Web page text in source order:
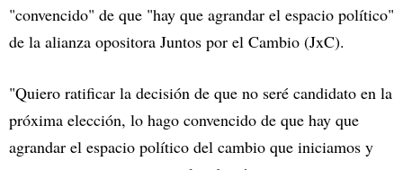
"convencido" de que "hay que agrandar el espacio político"
de la alianza opositora Juntos por el Cambio (JxC).
"Quiero ratificar la decisión de que no seré candidato en la
próxima elección, lo hago convencido de que hay que
agrandar el espacio político del cambio que iniciamos y